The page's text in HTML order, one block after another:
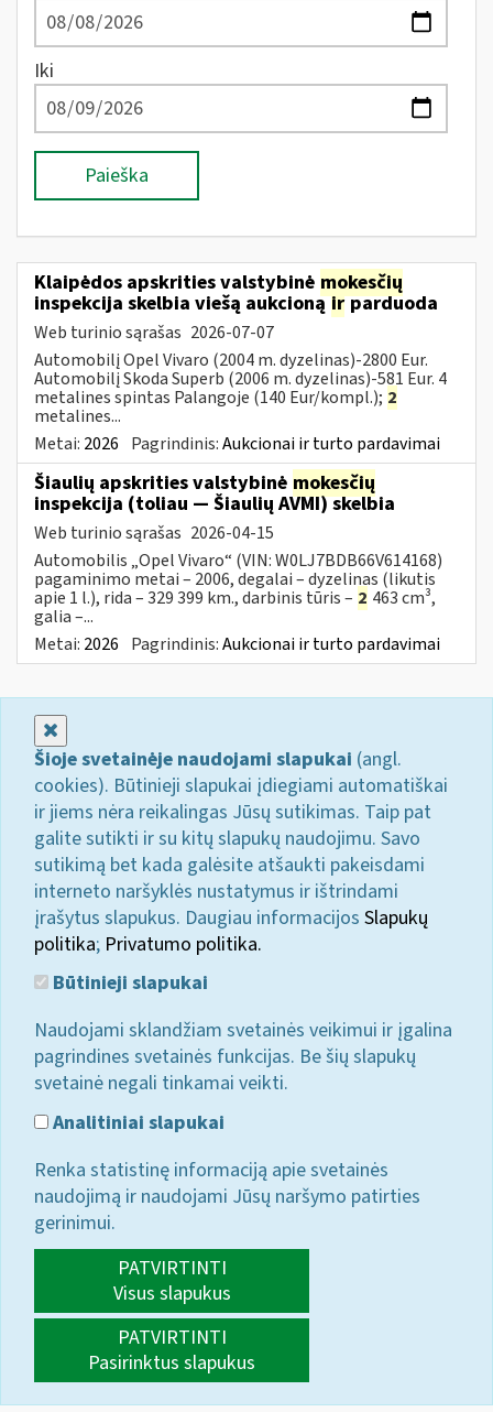
Iki
Paieška
Klaipėdos apskrities valstybinė mokesčių
inspekcija skelbia viešą aukcionąirparduoda
Web turinio sąrašas 2026-07-07
Automobilį Opel Vivaro (2004 m. dyzelinas)-2800 Eur.
Automobilį Skoda Superb (2006 m. dyzelinas)-581 Eur. 4
metalines spintas Palangoje (140 Eur/kompl.); 2
metalines...
Metai: 2026 Pagrindinis:Aukcionai ir turto pardavimai
Šiaulių apskrities valstybinė mokesčių
inspekcija (toliau — Šiaulių AVMI) skelbia
Web turinio sąrašas 2026-04-15
Automobilis „Opel Vivaro“ (VIN: W0LJ7BDB66V614168)
pagaminimo metai – 2006, degalai – dyzelinas (likutis
apie 1 l.), rida – 329 399 km., darbinis tūris – 2 463 cm³,
galia –...
Metai: 2026 Pagrindinis:Aukcionai ir turto pardavimai
Šioje svetainėje naudojami slapukai (angl.
cookies). Būtinieji slapukai įdiegiami automatiškai
ir jiems nėra reikalingas Jūsų sutikimas. Taip pat
galite sutikti ir su kitų slapukų naudojimu. Savo
sutikimą bet kada galėsite atšaukti pakeisdami
interneto naršyklės nustatymus ir ištrindami
įrašytus slapukus. Daugiau informacijos Slapukų
politika; Privatumo politika.
Būtinieji slapukai
Naudojami sklandžiam svetainės veikimui ir įgalina
pagrindines svetainės funkcijas. Be šių slapukų
svetainė negali tinkamai veikti.
Analitiniai slapukai
Renka statistinę informaciją apie svetainės
naudojimą ir naudojami Jūsų naršymo patirties
gerinimui.
PATVIRTINTI
Visus slapukus
PATVIRTINTI
Pasirinktus slapukus